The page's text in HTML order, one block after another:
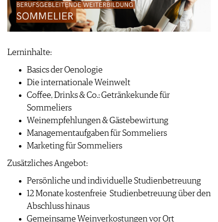
ABO
AUSGABE
VORTEILSWELT
BÜCHER
WEINSZENE
PORTRAITS
ANMELDEN
GEWINNSPIELE
WINE TRADE CLUB
WERBUNG
PRESSE
IMPRESSUM
AGB & DATENSCHUTZ
Lerninhalte:
Basics der Oenologie
Die internationale Weinwelt
Coffee, Drinks & Co.: Getränkekunde für
Sommeliers
Weinempfehlungen & Gästebewirtung
Managementaufgaben für Sommeliers
Marketing für Sommeliers
Zusätzliches Angebot:
Persönliche und individuelle Studienbetreuung
12 Monate kostenfreie Studienbetreuung über den
Abschluss hinaus
Gemeinsame Weinverkostungen vor Ort